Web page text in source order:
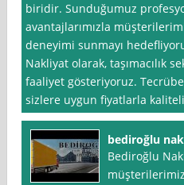
biridir. Sunduğumuz
avantajlarımızla
deneyimi sunmayı
Nakliyat olarak, taşımacılık
faaliyet gösteriyoruz.
sizlere uygun fiyatlarla
bediroğlu
Bediroğlu